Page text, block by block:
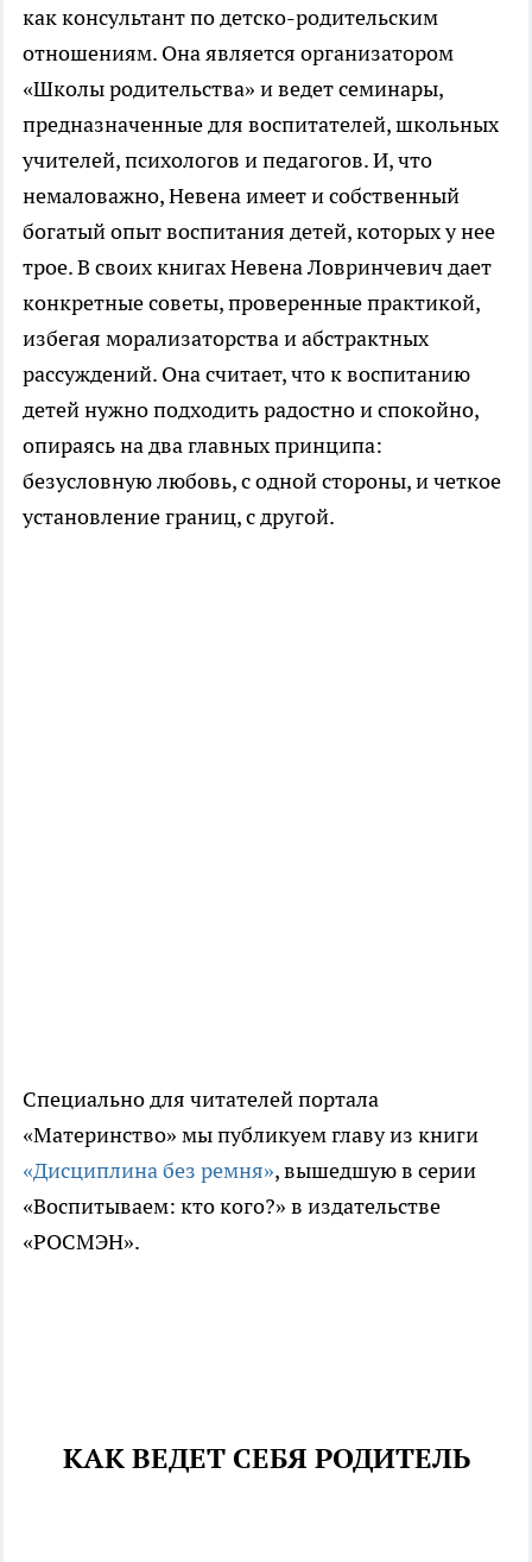
как консультант по детско-родительским
отношениям. Она является организатором
«Школы родительства» и ведет семинары,
предназначенные для воспитателей, школьных
учителей, психологов и педагогов. И, что
немаловажно, Невена имеет и собственный
богатый опыт воспитания детей, которых у нее
трое. В своих книгах Невена Ловринчевич дает
конкретные советы, проверенные практикой,
избегая морализаторства и абстрактных
рассуждений. Она считает, что к воспитанию
детей нужно подходить радостно и спокойно,
опираясь на два главных принципа:
безусловную любовь, с одной стороны, и четкое
установление границ, с другой.
Специально для читателей портала
«Материнство» мы публикуем главу из книги
«Дисциплина без ремня», вышедшую в серии
«Воспитываем: кто кого?» в издательстве
«РОСМЭН».
КАК ВЕДЕТ СЕБЯ РОДИТЕЛЬ